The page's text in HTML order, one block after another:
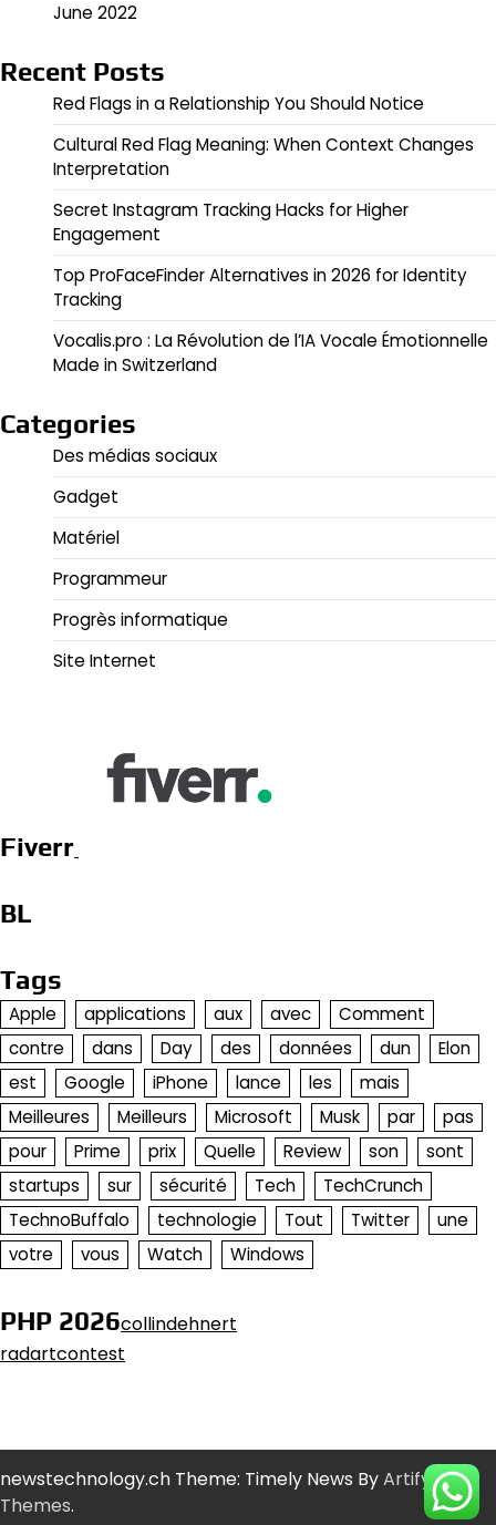
June 2022
Recent Posts
Red Flags in a Relationship You Should Notice
Cultural Red Flag Meaning: When Context Changes
Interpretation
Secret Instagram Tracking Hacks for Higher
Engagement
Top ProFaceFinder Alternatives in 2026 for Identity
Tracking
Vocalis.pro : La Révolution de l’IA Vocale Émotionnelle
Made in Switzerland
Categories
Des médias sociaux
Gadget
Matériel
Programmeur
Progrès informatique
Site Internet
Fiverr
BL
Tags
Apple applications aux avec
Comment
contre
dans Day des données dun
Elon
est
Google iPhone lance les
mais
Meilleures
Meilleurs Microsoft Musk par
pas
pour
Prime prix Quelle Review son
sont
startups
sur sécurité Tech
TechCrunch
TechnoBuffalo
technologie Tout Twitter
une
votre
vous Watch Windows
PHP 2026collindehnert
radartcontest
newstechnology.ch Theme: Timely News ByArtify
Themes.